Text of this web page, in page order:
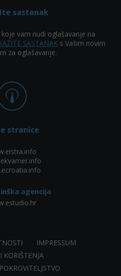
sastanak
vam nudi oglašavanje na
SASTANAKs Vašim novim
za oglašavanje.
stranice
agencija
IMPRESSUM
KORIŠTENJA